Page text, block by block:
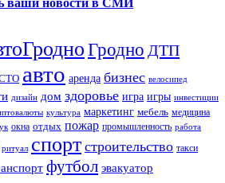
Гродно ДТП
авто аренда бизнес велосипед
дизайн дом здоровье игра игры инвестиции
культура маркетинг мебель медицина
окна отдых пожар промышленность работа
ритуал спорт строительство такси
футбол эвакуатор